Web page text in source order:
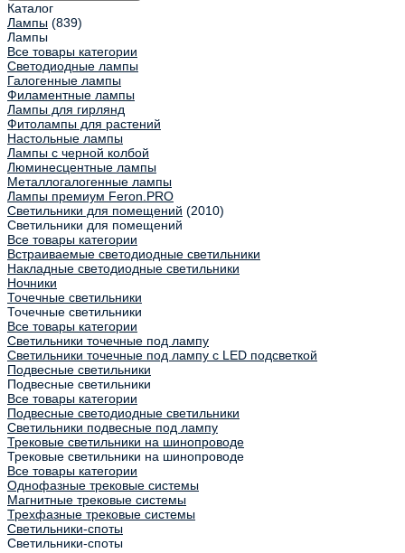
Каталог
Лампы (839)
Лампы
Все товары категории
Светодиодные лампы
Галогенные лампы
Филаментные лампы
Лампы для гирлянд
Фитолампы для растений
Настольные лампы
Лампы с черной колбой
Люминесцентные лампы
Металлогалогенные лампы
Лампы премиум Feron.PRO
Светильники для помещений (2010)
Светильники для помещений
Все товары категории
Встраиваемые светодиодные светильники
Накладные светодиодные светильники
Ночники
Точечные светильники
Точечные светильники
Все товары категории
Светильники точечные под лампу
Светильники точечные под лампу с LED подсветкой
Подвесные светильники
Подвесные светильники
Все товары категории
Подвесные светодиодные светильники
Светильники подвесные под лампу
Трековые светильники на шинопроводе
Трековые светильники на шинопроводе
Все товары категории
Однофазные трековые системы
Магнитные трековые системы
Трехфазные трековые системы
Светильники-споты
Светильники-споты